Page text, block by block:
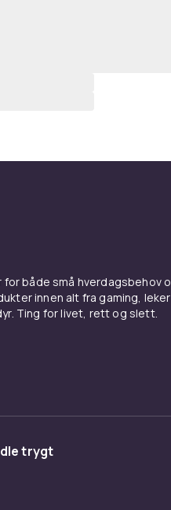
for både små hverdagsbehov
innen alt fra gaming,
Ting for livet, rett og slett.
trygt